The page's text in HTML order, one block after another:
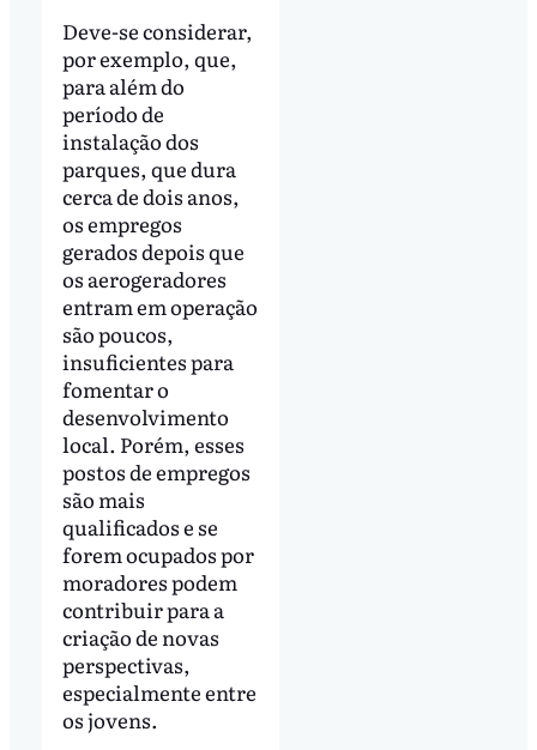
Deve-se considerar,
por exemplo, que,
para além do
período de
instalação dos
parques, que dura
cerca de dois anos,
os empregos
gerados depois que
os aerogeradores
entram em operação
são poucos,
insuficientes para
fomentar o
desenvolvimento
local. Porém, esses
postos de empregos
são mais
qualificados e se
forem ocupados por
moradores podem
contribuir para a
criação de novas
perspectivas,
especialmente entre
os jovens.